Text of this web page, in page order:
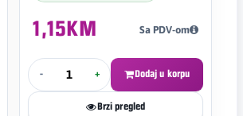
1,15KM Sa PDV-om
- + Dodaj u korpu
Brzi pregled